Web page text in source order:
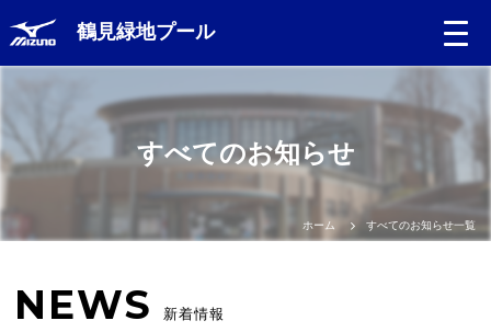
鶴見緑地プール
Language
日本語
English
すべてのお知らせ
ホーム すべてのお知らせ一覧
NEWS 新着情報